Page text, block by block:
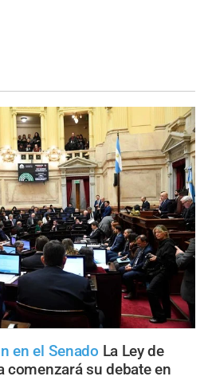
en el Senado La Ley de
comenzará su debate en